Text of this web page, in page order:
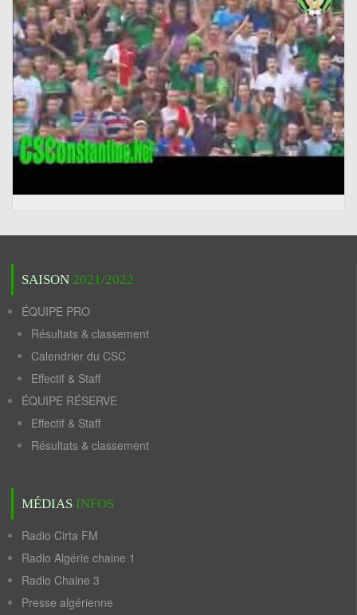
SAISON 2021/2022
ÉQUIPE PRO
Résultats & classement
Calendrier du CSC
Effectif & Staff
ÉQUIPE RÉSERVE
Effectif & Staff
Résultats & classement
MÉDIAS INFOS
Radio Cirta FM
Radio Algérie chaine 1
Radio Chaine 3
Presse algérienne